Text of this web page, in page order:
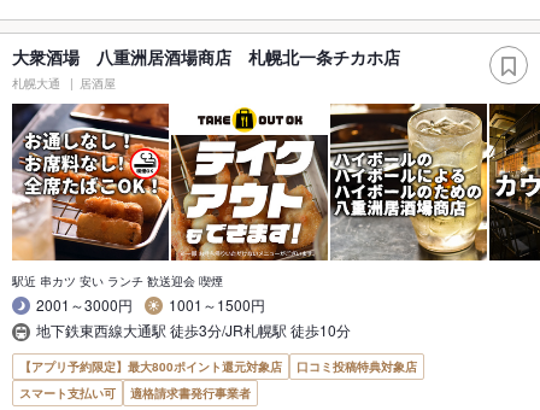
大衆酒場 八重洲居酒場商店 札幌北一条チカホ店
札幌大通 居酒屋
駅近 串カツ 安い ランチ 歓送迎会 喫煙
2001～3000円
1001～1500円
地下鉄東西線大通駅 徒歩3分/JR札幌駅 徒歩10分
【アプリ予約限定】最大800ポイント還元対象店
口コミ投稿特典対象店
スマート支払い可
適格請求書発行事業者